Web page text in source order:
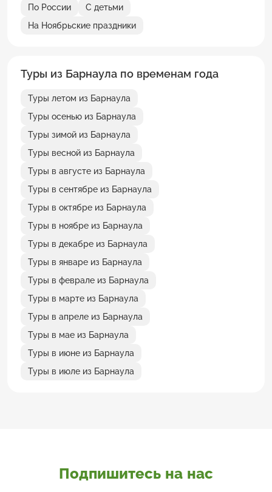
По России
С детьми
На Ноябрьские праздники
Туры из Барнаула по временам года
Туры летом из Барнаула
Туры осенью из Барнаула
Туры зимой из Барнаула
Туры весной из Барнаула
Туры в августе из Барнаула
Туры в сентябре из Барнаула
Туры в октябре из Барнаула
Туры в ноябре из Барнаула
Туры в декабре из Барнаула
Туры в январе из Барнаула
Туры в феврале из Барнаула
Туры в марте из Барнаула
Туры в апреле из Барнаула
Туры в мае из Барнаула
Туры в июне из Барнаула
Туры в июле из Барнаула
Подпишитесь на нас